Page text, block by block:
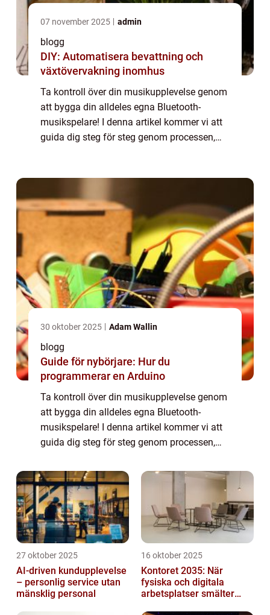
07 november 2025 admin
blogg
DIY: Automatisera bevattning och
växtövervakning inomhus
Ta kontroll över din musikupplevelse genom
att bygga din alldeles egna Bluetooth-
musikspelare! I denna artikel kommer vi att
guida dig steg för steg genom processen,
30 oktober 2025 Adam Wallin
blogg
Guide för nybörjare: Hur du
programmerar en Arduino
Ta kontroll över din musikupplevelse genom
att bygga din alldeles egna Bluetooth-
musikspelare! I denna artikel kommer vi att
guida dig steg för steg genom processen,
enheten och ansluta den...
27 oktober 2025
AI-driven kundupplevelse
– personlig service utan
mänsklig personal
16 oktober 2025
Kontoret 2035: När
fysiska och digitala
arbetsplatser smälter